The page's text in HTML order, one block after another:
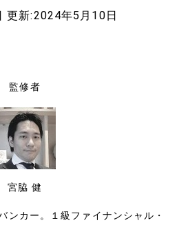
更新:2024年5月10日
監修者
宮脇 健
ンカー。１級ファイナンシャル・